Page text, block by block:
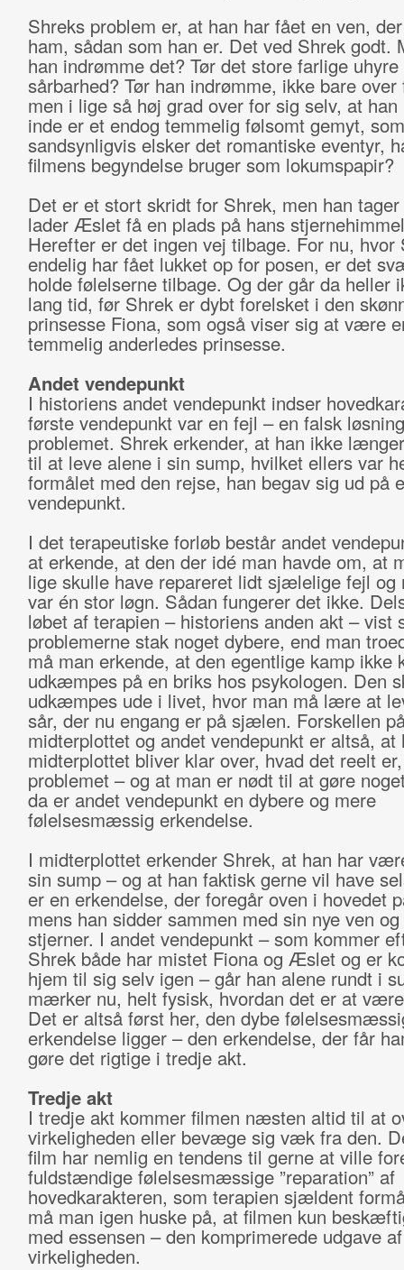
Shreks problem er, at han har fået en ven,
ham, sådan som han er. Det ved Shrek godt.
han indrømme det? Tør det store farlige
sårbarhed? Tør han indrømme, ikke bare
men i lige så høj grad over for sig selv, at han
inde er et endog temmelig følsomt gemyt, som
sandsynligvis elsker det romantiske eventyr,
filmens begyndelse bruger som lokumspapir?
Det er et stort skridt for Shrek, men han
lader Æslet få en plads på hans
Herefter er det ingen vej tilbage. For nu, hvor
endelig har fået lukket op for posen, er det
holde følelserne tilbage. Og der går da heller
lang tid, før Shrek er dybt forelsket i den
prinsesse Fiona, som også viser sig at være
temmelig anderledes prinsesse.
Andet vendepunkt
I historiens andet vendepunkt indser
første vendepunkt var en fejl – en falsk
problemet. Shrek erkender, at han ikke
til at leve alene i sin sump, hvilket ellers var
formålet med den rejse, han begav sig ud på
vendepunkt.
I det terapeutiske forløb består andet
at erkende, at den der idé man havde om, at
lige skulle have repareret lidt sjælelige fejl og
var én stor løgn. Sådan fungerer det ikke.
løbet af terapien – historiens anden akt – vist
problemerne stak noget dybere, end man
må man erkende, at den egentlige kamp ikke
udkæmpes på en briks hos psykologen. Den
udkæmpes ude i livet, hvor man må lære at
sår, der nu engang er på sjælen. Forskellen
midterplottet og andet vendepunkt er altså, at
midterplottet bliver klar over, hvad det reelt
problemet – og at man er nødt til at gøre
da er andet vendepunkt en dybere og mere
følelsesmæssig erkendelse.
I midterplottet erkender Shrek, at han har
sin sump – og at han faktisk gerne vil have
er en erkendelse, der foregår oven i hovedet
mens han sidder sammen med sin nye ven
stjerner. I andet vendepunkt – som kommer
Shrek både har mistet Fiona og Æslet og er
hjem til sig selv igen – går han alene rundt i
mærker nu, helt fysisk, hvordan det er at
Det er altså først her, den dybe
erkendelse ligger – den erkendelse, der får
gøre det rigtige i tredje akt.
Tredje akt
I tredje akt kommer filmen næsten altid til at
virkeligheden eller bevæge sig væk fra den.
film har nemlig en tendens til gerne at ville
fuldstændige følelsesmæssige ”reparation” af
hovedkarakteren, som terapien sjældent
må man igen huske på, at filmen kun
med essensen – den komprimerede udgave af
virkeligheden.